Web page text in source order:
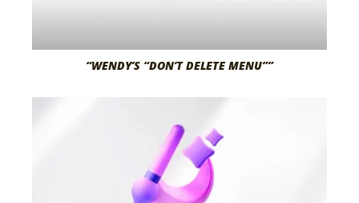
“WENDY’S “DON’T DELETE MENU””